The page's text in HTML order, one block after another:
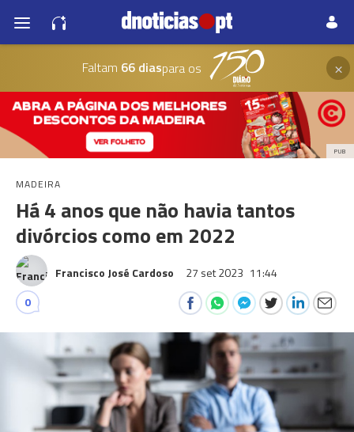
Faltam 66 diaspara os ×
PUB
MADEIRA
Há 4 anos que não havia tantos
divórcios como em 2022
Francisco José Cardoso 27 set 2023 11:44
0